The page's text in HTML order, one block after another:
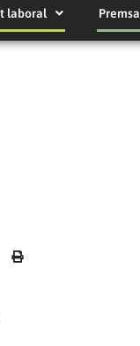
laboral Premsa